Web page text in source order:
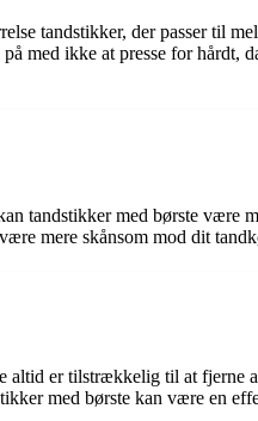
tandstikker, der passer til
med ikke at presse for
tandstikker med børste
mere skånsom mod dit
er tilstrækkelig til at
med børste kan være en